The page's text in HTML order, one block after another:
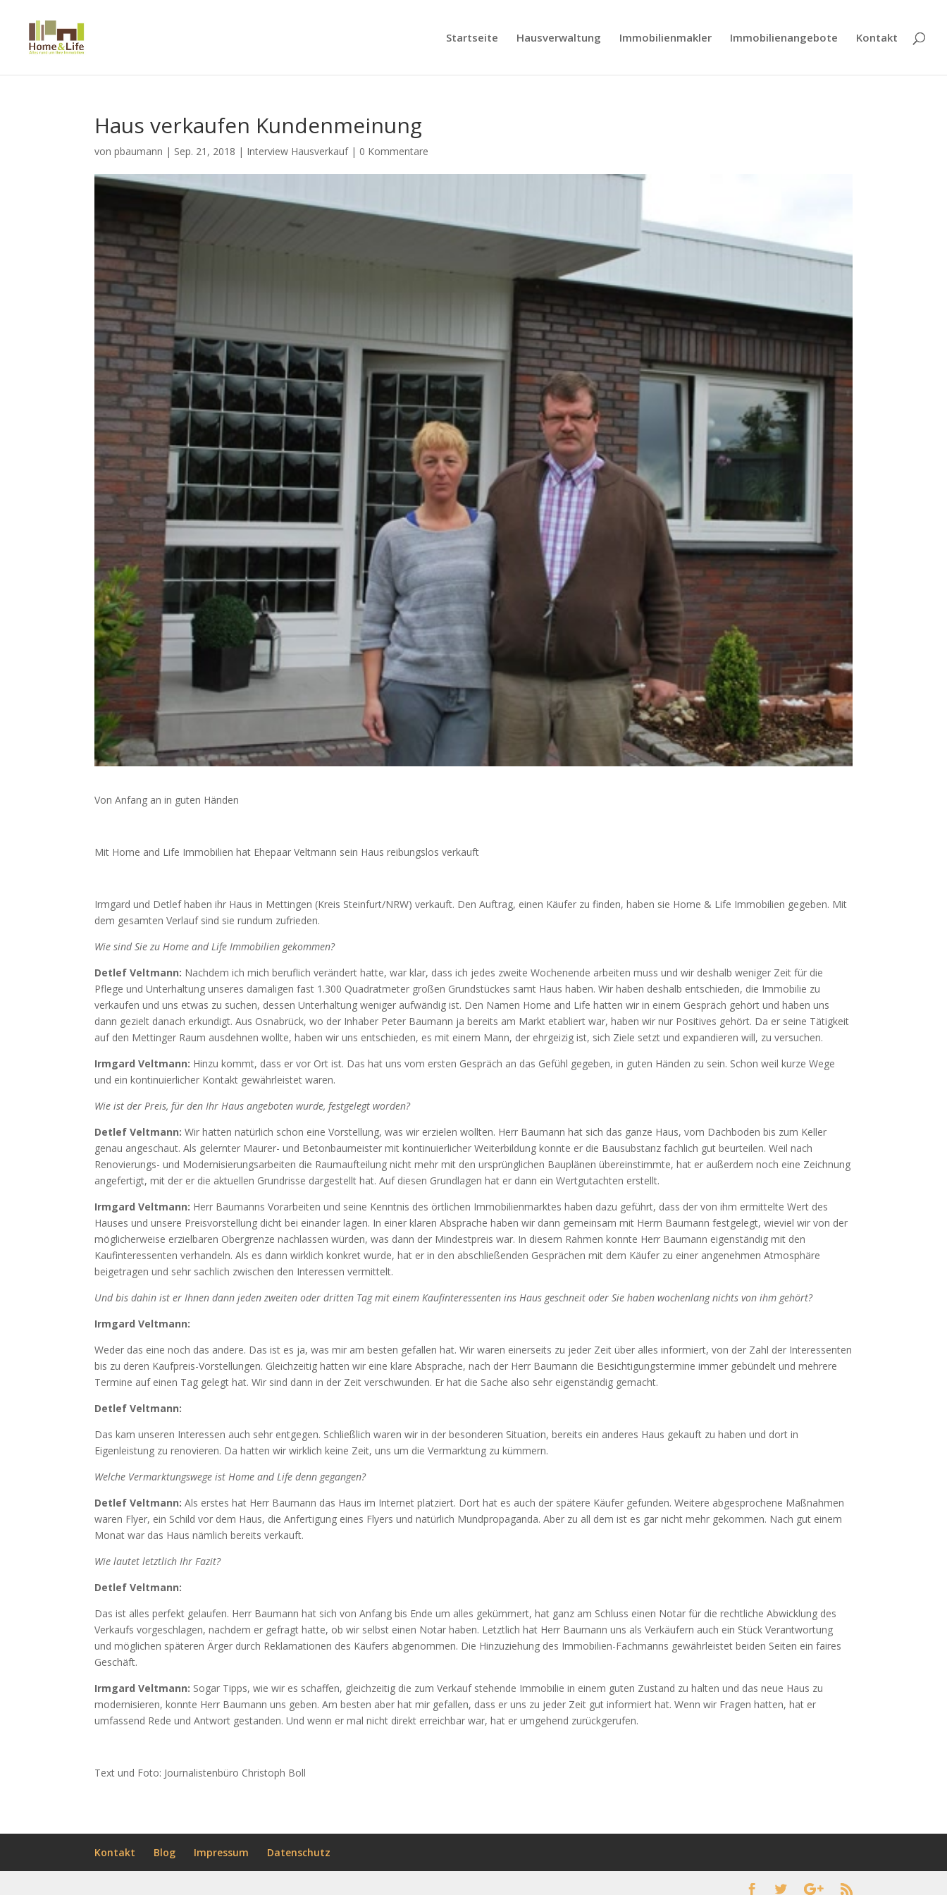
Startseite Hausverwaltung Immobilienmakler Immobilienangebote Kontakt
Haus verkaufen Kundenmeinung
vonpbaumann | Sep. 21, 2018 | Interview Hausverkauf| 0 Kommentare
Von Anfang an in guten Händen
Mit Home and Life Immobilien hat Ehepaar Veltmann sein Haus reibungslos verkauft
Irmgard und Detlef haben ihr Haus in Mettingen (Kreis Steinfurt/NRW) verkauft. Den Auftrag, einen Käufer zu finden, haben sie Home & Life Immobilien gegeben. Mit
dem gesamten Verlauf sind sie rundum zufrieden.
Wie sind Sie zu Home and Life Immobilien gekommen?
Detlef Veltmann: Nachdem ich mich beruflich verändert hatte, war klar, dass ich jedes zweite Wochenende arbeiten muss und wir deshalb weniger Zeit für die
Pflege und Unterhaltung unseres damaligen fast 1.300 Quadratmeter großen Grundstückes samt Haus haben. Wir haben deshalb entschieden, die Immobilie zu
verkaufen und uns etwas zu suchen, dessen Unterhaltung weniger aufwändig ist. Den Namen Home and Life hatten wir in einem Gespräch gehört und haben uns
dann gezielt danach erkundigt. Aus Osnabrück, wo der Inhaber Peter Baumann ja bereits am Markt etabliert war, haben wir nur Positives gehört. Da er seine Tätigkeit
auf den Mettinger Raum ausdehnen wollte, haben wir uns entschieden, es mit einem Mann, der ehrgeizig ist, sich Ziele setzt und expandieren will, zu versuchen.
Irmgard Veltmann: Hinzu kommt, dass er vor Ort ist. Das hat uns vom ersten Gespräch an das Gefühl gegeben, in guten Händen zu sein. Schon weil kurze Wege
und ein kontinuierlicher Kontakt gewährleistet waren.
Wie ist der Preis, für den Ihr Haus angeboten wurde, festgelegt worden?
Detlef Veltmann:Wir hatten natürlich schon eine Vorstellung, was wir erzielen wollten. Herr Baumann hat sich das ganze Haus, vom Dachboden bis zum Keller
genau angeschaut. Als gelernter Maurer- und Betonbaumeister mit kontinuierlicher Weiterbildung konnte er die Bausubstanz fachlich gut beurteilen. Weil nach
Renovierungs- und Modernisierungsarbeiten die Raumaufteilung nicht mehr mit den ursprünglichen Bauplänen übereinstimmte, hat er außerdem noch eine Zeichnung
angefertigt, mit der er die aktuellen Grundrisse dargestellt hat. Auf diesen Grundlagen hat er dann ein Wertgutachten erstellt.
Irmgard Veltmann: Herr Baumanns Vorarbeiten und seine Kenntnis des örtlichen Immobilienmarktes haben dazu geführt, dass der von ihm ermittelte Wert des
Hauses und unsere Preisvorstellung dicht bei einander lagen. In einer klaren Absprache haben wir dann gemeinsam mit Herrn Baumann festgelegt, wieviel wir von der
möglicherweise erzielbaren Obergrenze nachlassen würden, was dann der Mindestpreis war. In diesem Rahmen konnte Herr Baumann eigenständig mit den
Kaufinteressenten verhandeln. Als es dann wirklich konkret wurde, hat er in den abschließenden Gesprächen mit dem Käufer zu einer angenehmen Atmosphäre
beigetragen und sehr sachlich zwischen den Interessen vermittelt.
Und bis dahin ist er Ihnen dann jeden zweiten oder dritten Tag mit einem Kaufinteressenten ins Haus geschneit oder Sie haben wochenlang nichts von ihm gehört?
Irmgard Veltmann:
Weder das eine noch das andere. Das ist es ja, was mir am besten gefallen hat. Wir waren einerseits zu jeder Zeit über alles informiert, von der Zahl der Interessenten
bis zu deren Kaufpreis-Vorstellungen. Gleichzeitig hatten wir eine klare Absprache, nach der Herr Baumann die Besichtigungstermine immer gebündelt und mehrere
Termine auf einen Tag gelegt hat. Wir sind dann in der Zeit verschwunden. Er hat die Sache also sehr eigenständig gemacht.
Detlef Veltmann:
Das kam unseren Interessen auch sehr entgegen. Schließlich waren wir in der besonderen Situation, bereits ein anderes Haus gekauft zu haben und dort in
Eigenleistung zu renovieren. Da hatten wir wirklich keine Zeit, uns um die Vermarktung zu kümmern.
Welche Vermarktungswege ist Home and Life denn gegangen?
Detlef Veltmann:Als erstes hat Herr Baumann das Haus im Internet platziert. Dort hat es auch der spätere Käufer gefunden. Weitere abgesprochene Maßnahmen
waren Flyer, ein Schild vor dem Haus, die Anfertigung eines Flyers und natürlich Mundpropaganda. Aber zu all dem ist es gar nicht mehr gekommen. Nach gut einem
Monat war das Haus nämlich bereits verkauft.
Wie lautet letztlich Ihr Fazit?
Detlef Veltmann:
Das ist alles perfekt gelaufen. Herr Baumann hat sich von Anfang bis Ende um alles gekümmert, hat ganz am Schluss einen Notar für die rechtliche Abwicklung des
Verkaufs vorgeschlagen, nachdem er gefragt hatte, ob wir selbst einen Notar haben. Letztlich hat Herr Baumann uns als Verkäufern auch ein Stück Verantwortung
und möglichen späteren Ärger durch Reklamationen des Käufers abgenommen. Die Hinzuziehung des Immobilien-Fachmanns gewährleistet beiden Seiten ein faires
Geschäft.
Irmgard Veltmann: Sogar Tipps, wie wir es schaffen, gleichzeitig die zum Verkauf stehende Immobilie in einem guten Zustand zu halten und das neue Haus zu
modernisieren, konnte Herr Baumann uns geben. Am besten aber hat mir gefallen, dass er uns zu jeder Zeit gut informiert hat. Wenn wir Fragen hatten, hat er
umfassend Rede und Antwort gestanden. Und wenn er mal nicht direkt erreichbar war, hat er umgehend zurückgerufen.
Text und Foto: Journalistenbüro Christoph Boll
Kontakt Blog Impressum Datenschutz